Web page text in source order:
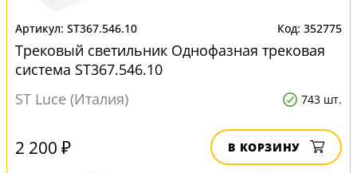
ST367.546.10 352775
Трековый светильник Однофазная трековая
система ST367.546.10
ST Luce (Италия)
743 шт.
2 200 ₽ В КОРЗИНУ